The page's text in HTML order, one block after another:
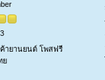
ายานยนต์ โพสฟรี
ย